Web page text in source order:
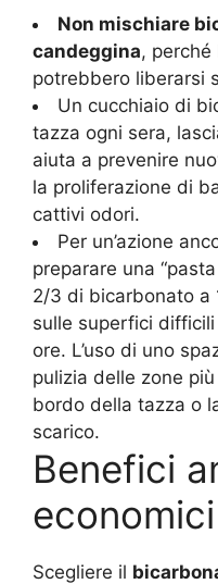
Non mischiare
candeggina, perché
potrebbero liberarsi
Un cucchiaio di
tazza ogni sera,
aiuta a prevenire
la proliferazione di
cattivi odori.
Per un’azione
preparare una
2/3 di bicarbonato a
sulle superfici
ore. L’uso di uno
pulizia delle zone
bordo della tazza o
scarico.
Benefici
economici
Scegliere il